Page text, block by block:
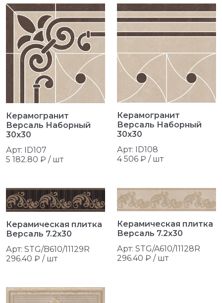
Керамогранит
Версаль Наборный
30x30
Арт: ID107
5 182.80 ₽ / шт
Керамогранит
Версаль Наборный
30x30
Арт: ID108
4 506 ₽ / шт
Керамическая плитка
Версаль 7.2x30
Арт: STG/B610/11129R
296.40 ₽ / шт
Керамическая плитка
Версаль 7.2x30
Арт: STG/A610/11128R
296.40 ₽ / шт